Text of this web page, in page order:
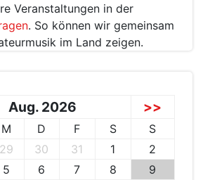
Veranstaltungen in der
. So können wir gemeinsam
im Land zeigen.
Aug. 2026 >>
M D F S
S
29 30 31 1
2
5 6 7 8
9